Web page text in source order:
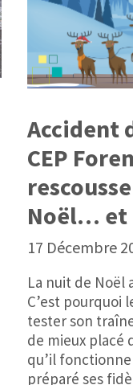
Accident
CEP
Noël… et
17 Décembre
La nuit de Noël
C’est pourquoi
tester son
de mieux placé
qu’il
préparé ses